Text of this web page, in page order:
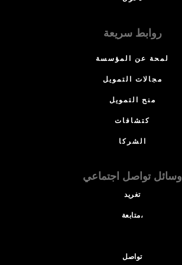
روابط سريعة
لمحة عن المؤسسة
مجالات التمويل
منح التمويل
كتشافات
الشركا
وسائل تواصل اجتماعي
تغريد
متابعة،
تواصل